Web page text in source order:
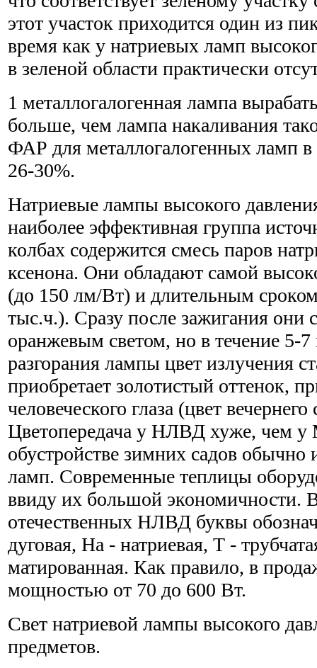
этот участок приходится один из
время как у натриевых ламп
в зеленой области практически
1 металлогалогенная лампа
больше, чем лампа накаливания
ФАР для металлогалогенных ламп в
26-30%.
Натриевые лампы высокого
наиболее эффективная группа
колбах содержится смесь паров
ксенона. Они обладают самой
(до 150 лм/Вт) и длительным
тыс.ч.). Сразу после зажигания они
оранжевым светом, но в течение 5-
разгорания лампы цвет излучения
приобретает золотистый оттенок,
человеческого глаза (цвет
Цветопередача у НЛВД хуже, чем
обустройстве зимних садов обычно
ламп. Современные теплицы
ввиду их большой экономичности.
отечественных НЛВД буквы
дуговая, На - натриевая, Т -
матированная. Как правило, в
мощностью от 70 до 600 Вт.
Свет натриевой лампы высокого
предметов.